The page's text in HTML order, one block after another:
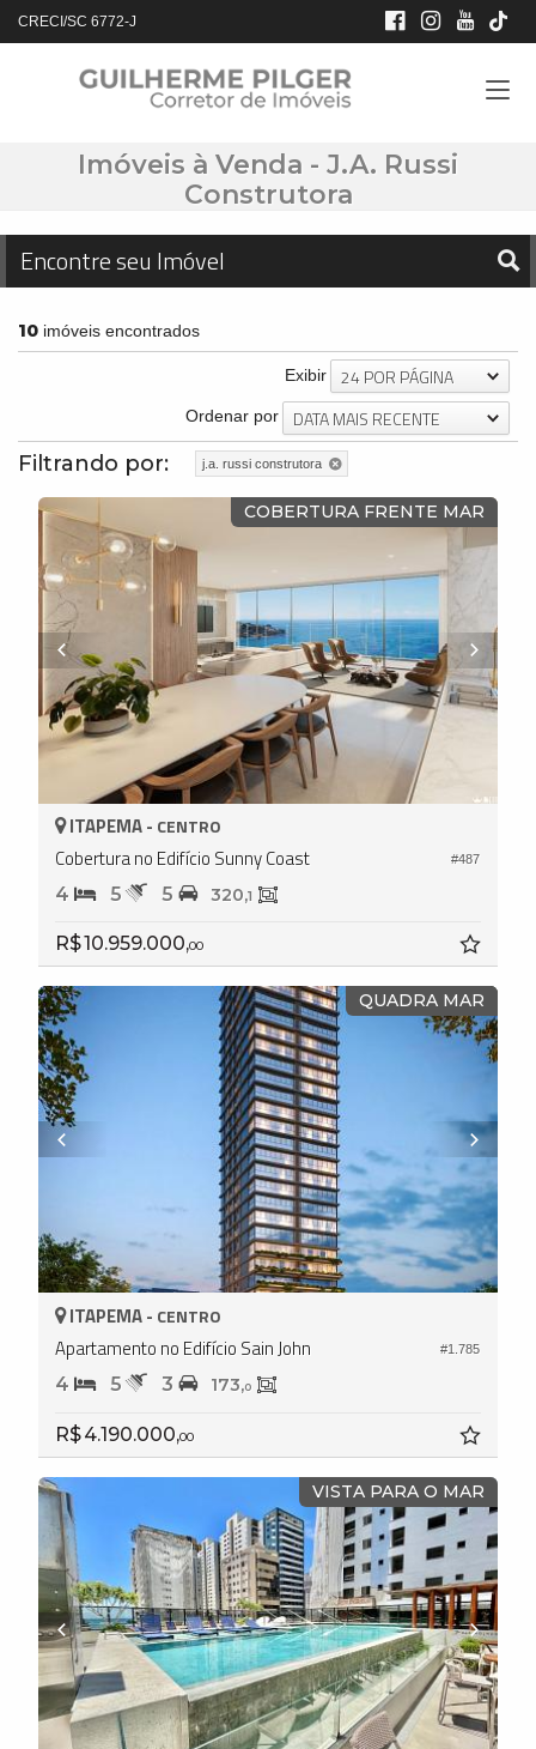
CRECI/SC 6772-J
Imóveis à Venda - J.A. Russi
Construtora
Encontre seu Imóvel
10 imóveis encontrados
Exibir 24 POR PÁGINA
Ordenar por DATA MAIS RECENTE
Filtrando por: j.a. russi construtora
COBERTURA FRENTE MAR
#487
ITAPEMA - CENTRO
Cobertura no Edifício Sunny Coast
4 5 5 320,1
R$ 10.959.000,00
QUADRA MAR
#1.785
ITAPEMA - CENTRO
Apartamento no Edifício Sain John
4 5 3 173,0
R$ 4.190.000,00
VISTA PARA O MAR